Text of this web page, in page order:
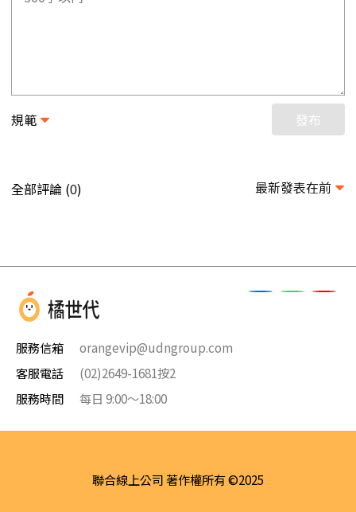
規範 發布
全部評論 (0) 最新發表在前
服務信箱
orangevip@udngroup.com
客服電話
(02)2649-1681按2
服務時間
每日 9:00～18:00
聯合線上公司 著作權所有 ©2025